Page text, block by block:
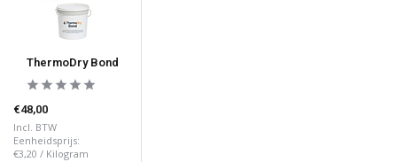
ThermoDry Bond
€48,00
Incl. BTW
Eenheidsprijs:
€3,20 / Kilogram